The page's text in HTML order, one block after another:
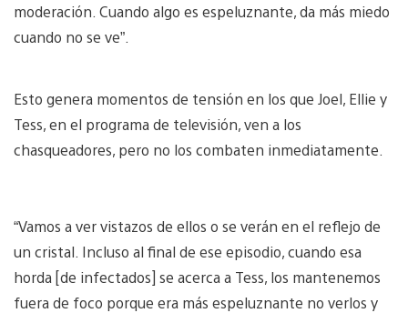
moderación. Cuando algo es espeluznante, da más miedo
cuando no se ve”.
Esto genera momentos de tensión en los que Joel, Ellie y
Tess, en el programa de televisión, ven a los
chasqueadores, pero no los combaten inmediatamente.
“Vamos a ver vistazos de ellos o se verán en el reflejo de
un cristal. Incluso al final de ese episodio, cuando esa
horda [de infectados] se acerca a Tess, los mantenemos
fuera de foco porque era más espeluznante no verlos y